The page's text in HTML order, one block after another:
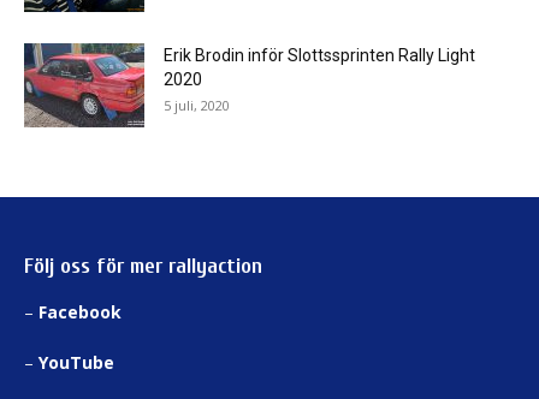
Erik Brodin inför Slottssprinten Rally Light
2020
5 juli, 2020
Följ oss för mer rallyaction
– Facebook
– YouTube